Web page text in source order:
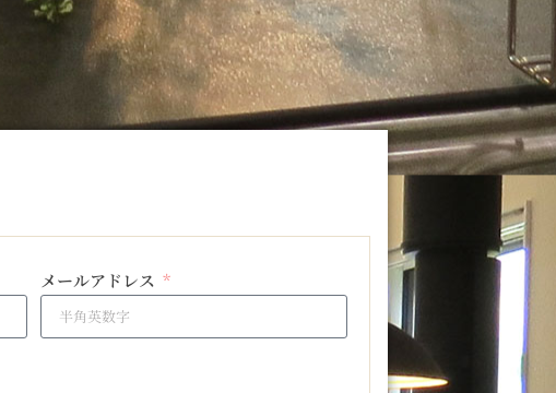
メールアドレス